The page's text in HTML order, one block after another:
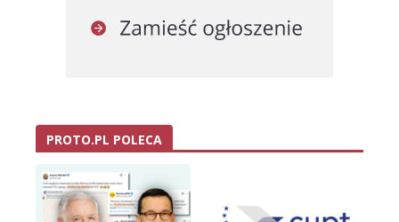
PROTO.PL POLECA